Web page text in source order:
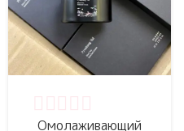
Омолаживающий